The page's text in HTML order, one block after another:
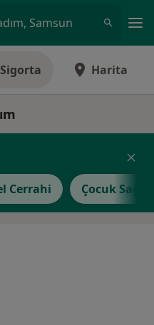
Samsun
Sigorta Harita
Cerrahi Çocuk